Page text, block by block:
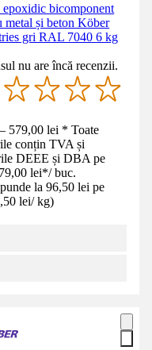
epoxidic bicomponent
metal și beton Köber
gri RAL 7040 6 kg
nu are încă recenzii.
579,00 lei * Toate
conțin TVA și
DEEE și DBA pe
lei*/ buc.
la 96,50 lei pe
lei/ kg)